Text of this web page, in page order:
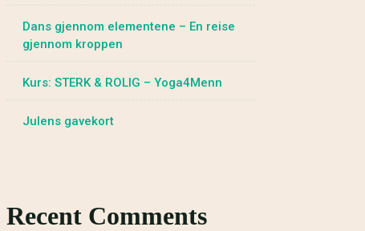
Dans gjennom elementene – En reise
gjennom kroppen
Kurs: STERK & ROLIG – Yoga4Menn
Julens gavekort
Recent Comments